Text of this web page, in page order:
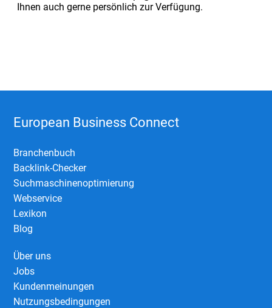
Ihnen auch gerne persönlich zur Verfügung.
European Business Connect
Branchenbuch
Backlink-Checker
Suchmaschinenoptimierung
Webservice
Lexikon
Blog
Über uns
Jobs
Kundenmeinungen
Nutzungsbedingungen